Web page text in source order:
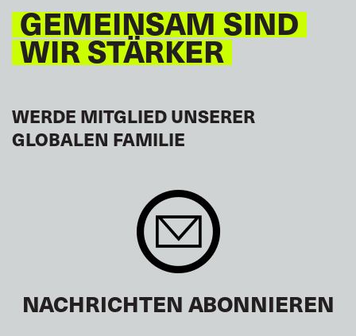
GEMEINSAM SIND
WIR STÄRKER
WERDE MITGLIED UNSERER
GLOBALEN FAMILIE
NACHRICHTEN ABONNIEREN